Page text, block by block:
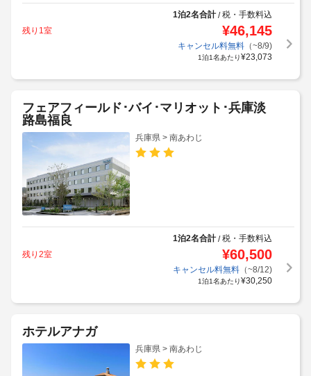
1泊2名合計/税・手数料込
残り1室
¥46,145
キャンセル料無料（~8/9)
1泊1名あたり¥23,073
フェアフィールド･バイ･マリオット･兵庫淡
路島福良
兵庫県 > 南あわじ
1泊2名合計/税・手数料込
残り2室
¥60,500
キャンセル料無料（~8/12)
1泊1名あたり¥30,250
ホテルアナガ
兵庫県 > 南あわじ